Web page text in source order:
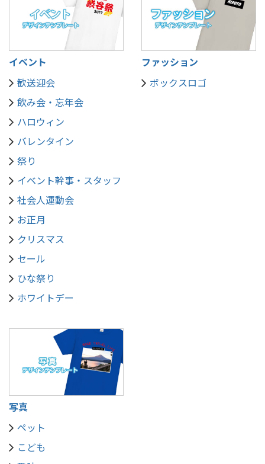
イベント
歓送迎会
飲み会・忘年会
ハロウィン
バレンタイン
祭り
イベント幹事・スタッフ
社会人運動会
お正月
クリスマス
セール
ひな祭り
ホワイトデー
ファッション
ボックスロゴ
写真
ペット
こども